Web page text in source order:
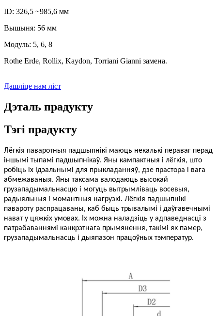
ID: 326,5 ~985,6 мм
Вышыня: 56 мм
Модуль: 5, 6, 8
Rothe Erde, Rollix, Kaydon, Torriani Gianni замена.
Дашліце нам ліст
Дэталь прадукту
Тэгі прадукту
Лёгкія паваротныя падшыпнікі маюць некалькі пераваг перад
іншымі тыпамі падшыпнікаў. Яны кампактныя і лёгкія, што
робіць іх ідэальнымі для прыкладанняў, дзе прастора і вага
абмежаваныя. Яны таксама валодаюць высокай
грузападымальнасцю і могуць вытрымліваць восевыя,
радыяльныя і момантныя нагрузкі. Лёгкія падшыпнікі
павароту распрацаваны, каб быць трывалымі і даўгавечнымі
нават у цяжкіх умовах. Іх можна наладзіць у адпаведнасці з
патрабаваннямі канкрэтнага прымянення, такімі як памер,
грузападымальнасць і дыяпазон працоўных тэмператур.